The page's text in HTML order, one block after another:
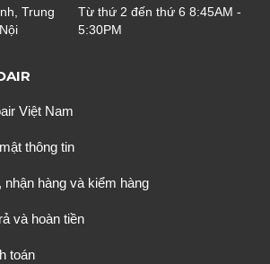
Trung
Từ thứ 2 đến thứ 6 8:45AM -
5:30PM
Việt Nam
thông tin
nhận hàng và kiểm hàng
và hoàn tiền
toán